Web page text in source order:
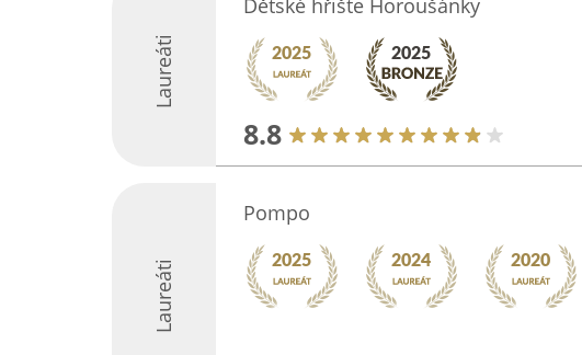
Laureáti
Dětské hřište Horoušánky
8.8
Laureáti
Pompo